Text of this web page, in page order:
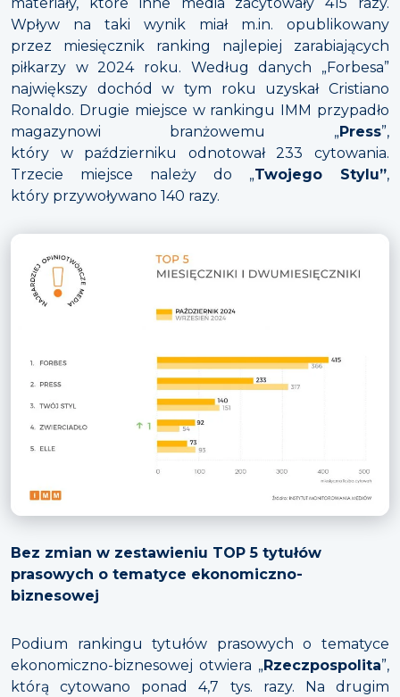
Wpływ na taki wynik miał m.in. opublikowany
przez miesięcznik ranking najlepiej zarabiających
piłkarzy w 2024 roku. Według danych „Forbesa”
największy dochód w tym roku uzyskał Cristiano
Ronaldo. Drugie miejsce w rankingu IMM przypadło
magazynowi branżowemu „Press”,
który w październiku odnotował 233 cytowania.
Trzecie miejsce należy do „Twojego Stylu”,
który przywoływano 140 razy.
Bez zmian w zestawieniu TOP 5 tytułów
prasowych o tematyce ekonomiczno-
biznesowej
Podium rankingu tytułów prasowych o tematyce
ekonomiczno-biznesowej otwiera „Rzeczpospolita”,
którą cytowano ponad 4,7 tys. razy. Na drugim